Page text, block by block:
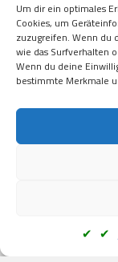
Um dir ein optimales
Cookies, um
zuzugreifen. Wenn du
wie das Surfverhalten
Wenn du deine
bestimmte Merkmale
Kauf auf
Klarna
American